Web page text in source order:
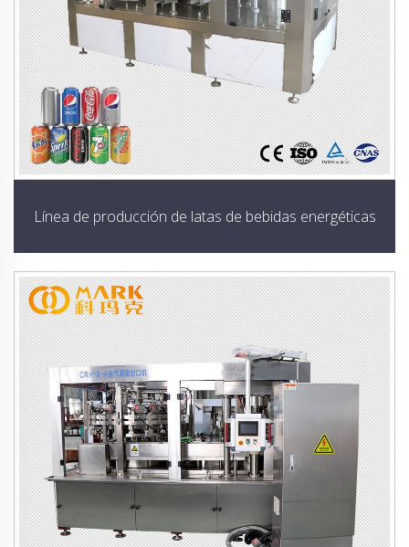
Línea de producción de latas de bebidas energéticas